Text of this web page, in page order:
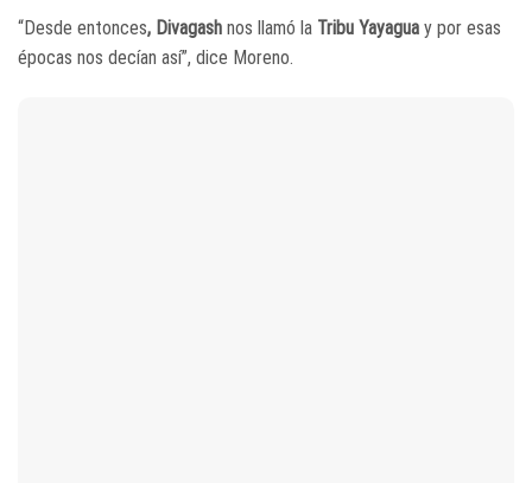
“Desde entonces, Divagash nos llamó la Tribu Yayagua y por esas
épocas nos decían así”, dice Moreno.